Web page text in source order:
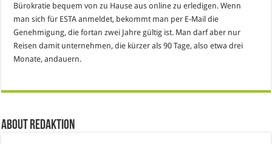
Bürokratie bequem von zu Hause aus online zu erledigen. Wenn
man sich für ESTA anmeldet, bekommt man per E-Mail die
Genehmigung, die fortan zwei Jahre gültig ist. Man darf aber nur
Reisen damit unternehmen, die kürzer als 90 Tage, also etwa drei
Monate, andauern.
About Redaktion